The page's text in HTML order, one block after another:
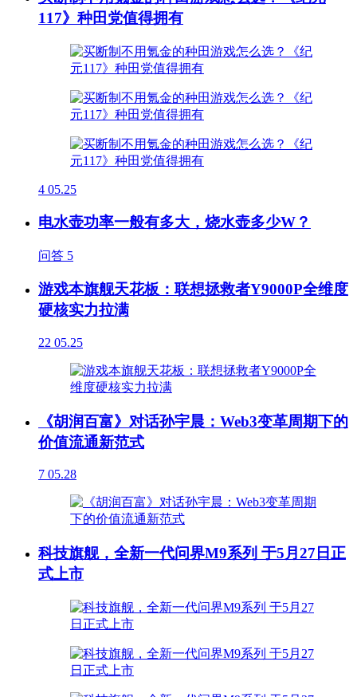
117》种田党值得拥有
4 05.25
电水壶功率一般有多大，烧水壶多少W？
问答 5
游戏本旗舰天花板：联想拯救者Y9000P全维度
硬核实力拉满
22 05.25
《胡润百富》对话孙宇晨：Web3变革周期下的
价值流通新范式
7 05.28
科技旗舰，全新一代问界M9系列 于5月27日正
式上市